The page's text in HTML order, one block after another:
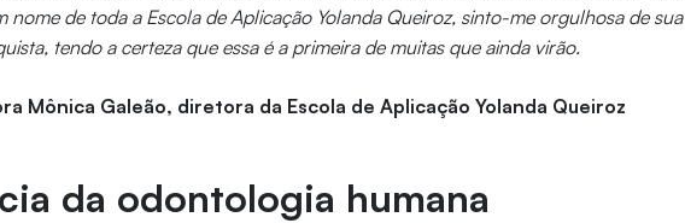
nome de toda a Escola de Aplicação Yolanda Queiroz, sinto-me orgulhosa de sua
tendo a certeza que essa é a primeira de muitas que ainda virão.
Mônica Galeão, diretora da Escola de Aplicação Yolanda Queiroz
da odontologia humana